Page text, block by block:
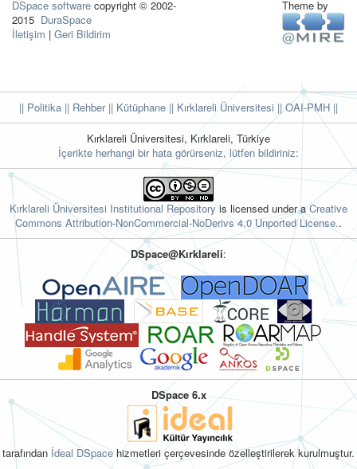
DSpace software copyright © 2002-
2015 DuraSpace
İletişim | Geri Bildirim
Theme by
|| Politika || Rehber|| Kütüphane || Kırklareli Üniversitesi ||OAI-PMH ||
Kırklareli Üniversitesi, Kırklareli, Türkiye
İçerikte herhangi bir hata görürseniz, lütfen bildiriniz:
Kırklareli Üniversitesi Institutional Repository is licensed under aCreative
Commons Attribution-NonCommercial-NoDerivs 4.0 Unported License..
DSpace@Kırklareli:
DSpace 6.x
tarafından İdeal DSpacehizmetleri çerçevesinde özelleştirilerek kurulmuştur.